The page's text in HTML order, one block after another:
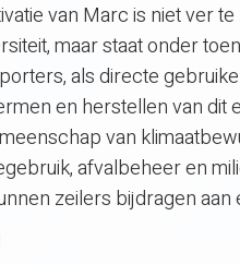
van Marc is niet ver
maar staat onder
als directe
en herstellen van dit
van
afvalbeheer en
zeilers bijdragen